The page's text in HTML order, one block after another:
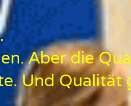
Aber die
Und Qualität